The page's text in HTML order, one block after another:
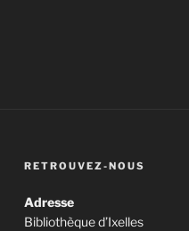
RETROUVEZ-NOUS
Adresse
Bibliothèque d’Ixelles